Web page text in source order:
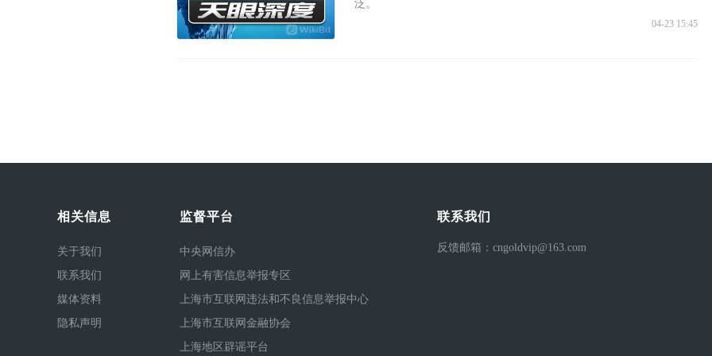
泛。
04-23 15:45
相关信息
关于我们
联系我们
媒体资料
隐私声明
监督平台
中央网信办
网上有害信息举报专区
上海市互联网违法和不良信息举报中心
上海市互联网金融协会
上海地区辟谣平台
联系我们
反馈邮箱：cngoldvip@163.com